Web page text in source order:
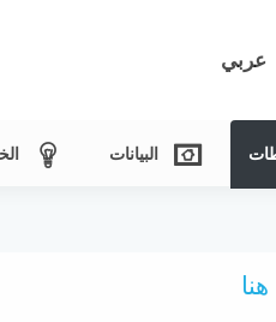
عربي
البيانات